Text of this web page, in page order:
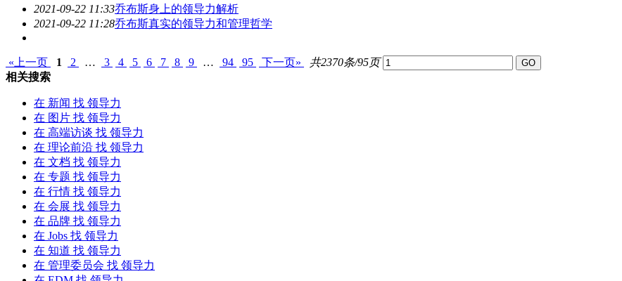
2021-09-22 11:33乔布斯身上的领导力解析
2021-09-22 11:28乔布斯真实的领导力和管理哲学
«上一页 1 2 … 3 4 5 6 7 8 9 … 94 95 下一页»
共2370条/95页
相关搜索
在 新闻 找 领导力
在 图片 找 领导力
在 高端访谈 找 领导力
在 理论前沿 找 领导力
在 文档 找 领导力
在 专题 找 领导力
在 行情 找 领导力
在 会展 找 领导力
在 品牌 找 领导力
在 Jobs 找 领导力
在 知道 找 领导力
在 管理委员会 找 领导力